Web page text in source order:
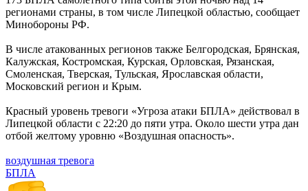
регионами страны, в том числе Липецкой областью, сообщает
Минобороны РФ.
В числе атакованных регионов также Белгородская, Брянская,
Калужская, Костромская, Курская, Орловская, Рязанская,
Смоленская, Тверская, Тульская, Ярославская области,
Московский регион и Крым.
Красный уровень тревоги «Угроза атаки БПЛА» действовал в
Липецкой области с 22:20 до пяти утра. Около шести утра дан
отбой желтому уровню «Воздушная опасность».
воздушная тревога
БПЛА